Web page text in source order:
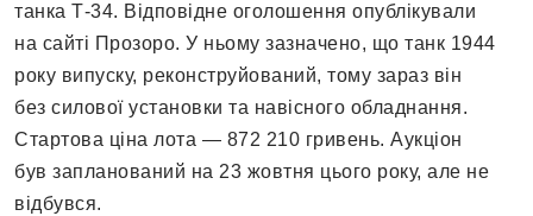
танка Т-34. Відповідне оголошення опублікували
на сайті Прозоро. У ньому зазначено, що танк 1944
року випуску, реконструйований, тому зараз він
без силової установки та навісного обладнання.
Стартова ціна лота — 872 210 гривень. Аукціон
був запланований на 23 жовтня цього року, але не
відбувся.